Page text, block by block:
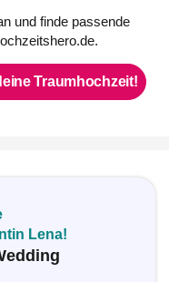
und finde passende
Traumhochzeit!
Lena!